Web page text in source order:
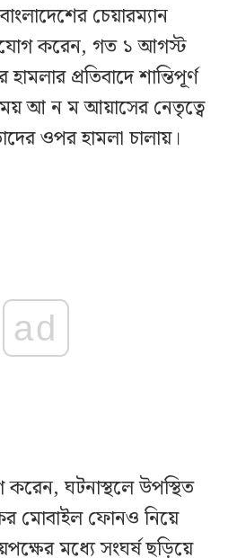
চেয়ারম্যান
করেন, গত ১ আগস্ট
প্রতিবাদে শান্তিপূর্ণ
আ ন ম আয়াসের নেতৃত্বে
ওপর হামলা চালায়।
ad
ঘটনাস্থলে উপস্থিত
মোবাইল ফোনও নিয়ে
মধ্যে সংঘর্ষ ছড়িয়ে